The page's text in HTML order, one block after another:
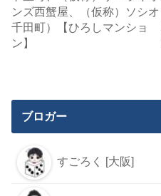
ブロガー
すごろく [大阪]